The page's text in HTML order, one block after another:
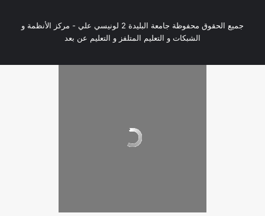
جميع الحقوق محفوظة جامعة البليدة 2 لونيسي علي - مركز الأنظمة و
الشبكات و التعليم المتلفز و التعليم عن بعد